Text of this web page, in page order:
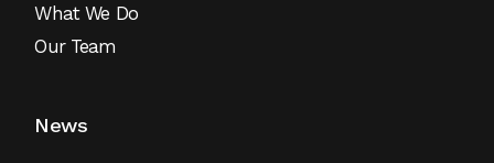
What We Do
Our Team
News